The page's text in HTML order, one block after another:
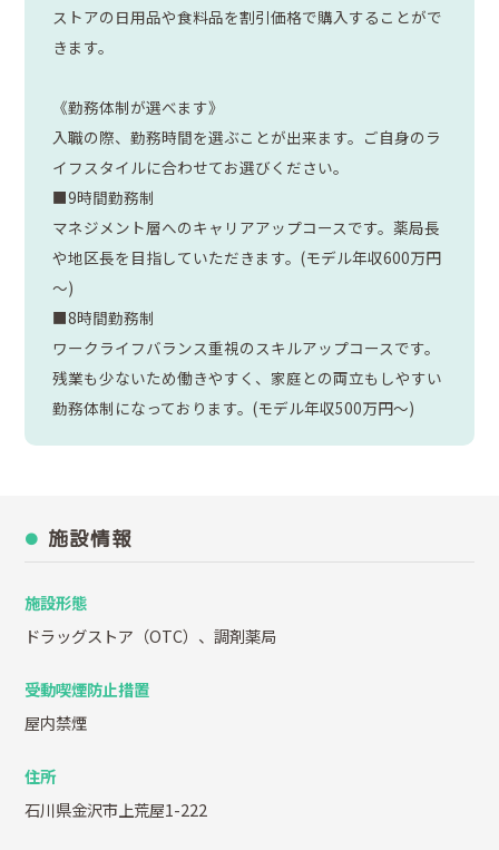
ストアの日用品や食料品を割引価格で購入することがで
きます。
《勤務体制が選べます》
入職の際、勤務時間を選ぶことが出来ます。ご自身のラ
イフスタイルに合わせてお選びください。
■9時間勤務制
マネジメント層へのキャリアアップコースです。薬局長
や地区長を目指していただきます。(モデル年収600万円
～)
■8時間勤務制
ワークライフバランス重視のスキルアップコースです。
残業も少ないため働きやすく、家庭との両立もしやすい
勤務体制になっております。(モデル年収500万円～)
施設情報
施設形態
ドラッグストア（OTC）、調剤薬局
受動喫煙防止措置
屋内禁煙
住所
石川県金沢市上荒屋1-222